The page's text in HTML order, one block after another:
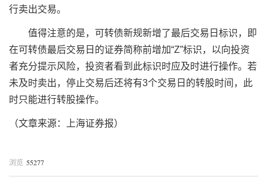
行卖出交易。
值得注意的是，可转债新规新增了最后交易日标识，即
在可转债最后交易日的证券简称前增加“Z”标识，以向投资
者充分提示风险，投资者看到此标识时应及时进行操作。若
未及时卖出，停止交易后还将有3个交易日的转股时间，此
时只能进行转股操作。
（文章来源：上海证券报）
浏览 55277